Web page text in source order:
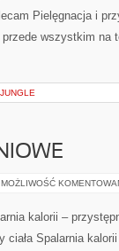
Pielęgnacja i
wszystkim na
MOŻLIWOŚĆ
kalorii –
ciała Spalarnia